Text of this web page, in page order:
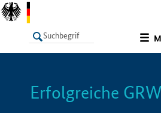
LISTE
Erfolgreiche